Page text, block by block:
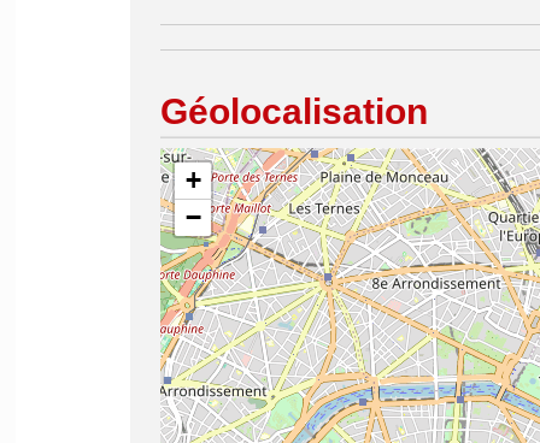
Géolocalisation
+
−